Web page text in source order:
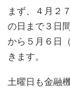
まず、４月２
の日まで３日
から５月６日
きます。
土曜日も金融